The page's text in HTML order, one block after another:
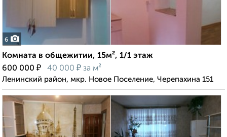
6
Комната в общежитии, 15м², 1/1 этаж
600 000 ₽ 40 000 ₽ за м²
Ленинский район, мкр. Новое Поселение, Черепахина 151